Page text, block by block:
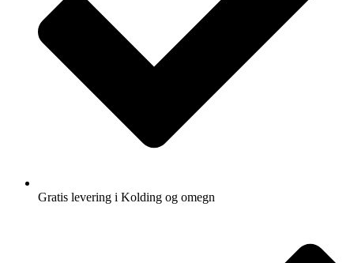
Gratis levering i Kolding og omegn